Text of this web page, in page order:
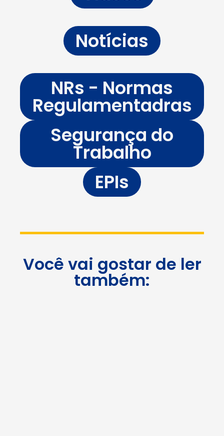
Notícias
NRs - Normas
Regulamentadras
Segurança do
Trabalho
EPIs
Você vai gostar de ler
também: